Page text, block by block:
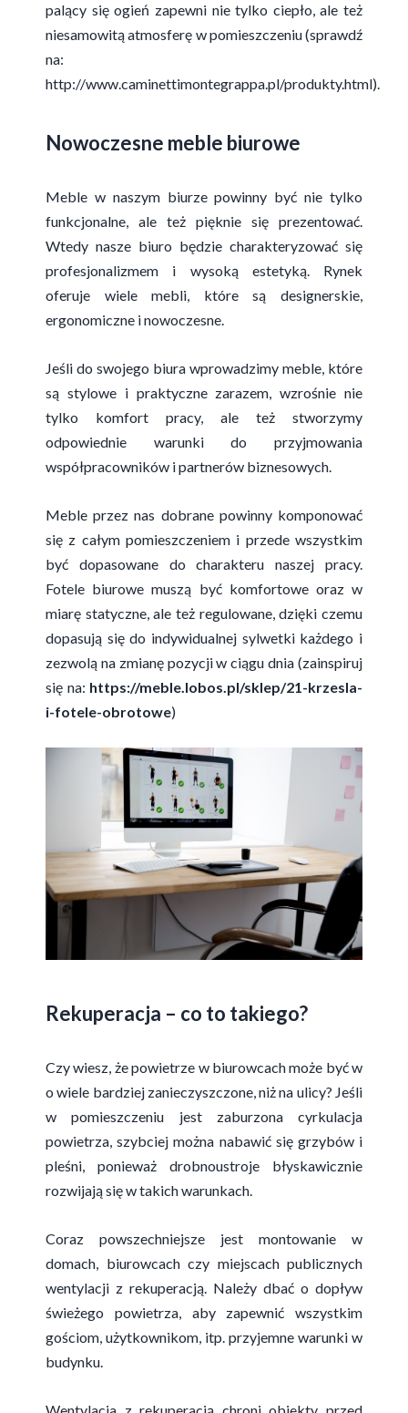
palący się ogień zapewni nie tylko ciepło, ale też
niesamowitą atmosferę w pomieszczeniu (sprawdź
na:
http://www.caminettimontegrappa.pl/produkty.html).
Nowoczesne meble biurowe
Meble w naszym biurze powinny być nie tylko
funkcjonalne, ale też pięknie się prezentować.
Wtedy nasze biuro będzie charakteryzować się
profesjonalizmem i wysoką estetyką. Rynek
oferuje wiele mebli, które są designerskie,
ergonomiczne i nowoczesne.
Jeśli do swojego biura wprowadzimy meble, które
są stylowe i praktyczne zarazem, wzrośnie nie
tylko komfort pracy, ale też stworzymy
odpowiednie warunki do przyjmowania
współpracowników i partnerów biznesowych.
Meble przez nas dobrane powinny komponować
się z całym pomieszczeniem i przede wszystkim
być dopasowane do charakteru naszej pracy.
Fotele biurowe muszą być komfortowe oraz w
miarę statyczne, ale też regulowane, dzięki czemu
dopasują się do indywidualnej sylwetki każdego i
zezwolą na zmianę pozycji w ciągu dnia (zainspiruj
się na: https://meble.lobos.pl/sklep/21-krzesla-
i-fotele-obrotowe)
Rekuperacja – co to takiego?
Czy wiesz, że powietrze w biurowcach może być w
o wiele bardziej zanieczyszczone, niż na ulicy? Jeśli
w pomieszczeniu jest zaburzona cyrkulacja
powietrza, szybciej można nabawić się grzybów i
pleśni, ponieważ drobnoustroje błyskawicznie
rozwijają się w takich warunkach.
Coraz powszechniejsze jest montowanie w
domach, biurowcach czy miejscach publicznych
wentylacji z rekuperacją. Należy dbać o dopływ
świeżego powietrza, aby zapewnić wszystkim
gościom, użytkownikom, itp. przyjemne warunki w
budynku.
Wentylacja z rekuperacją chroni obiekty przed